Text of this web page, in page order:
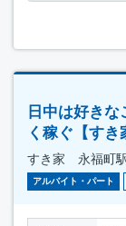
日中は好き
く稼ぐ【す
すき家 永福町
アルバイト・パート